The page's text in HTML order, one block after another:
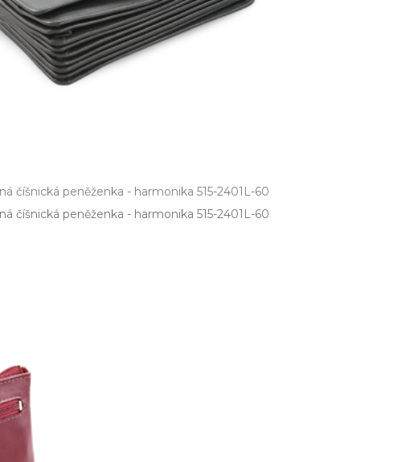
číšnická peněženka - harmonika 515-2401L-60
číšnická peněženka ­- harmonika 515­-2401L­-60